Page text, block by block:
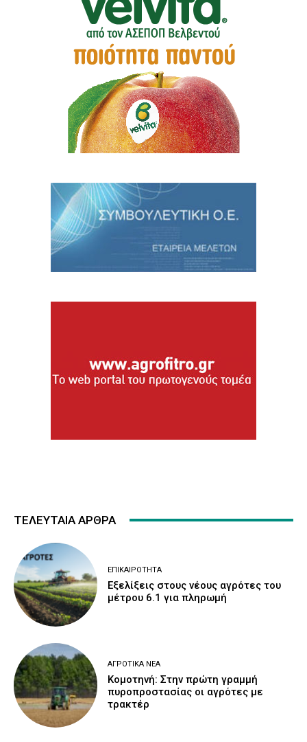
ΤΕΛΕΥΤΑΙΑ ΑΡΘΡΑ
ΕΠΙΚΑΙΡΌΤΗΤΑ
Εξελίξεις στους νέους αγρότες του
μέτρου 6.1 για πληρωμή
ΑΓΡΟΤΙΚΆ ΝΈΑ
Κομοτηνή: Στην πρώτη γραμμή
πυροπροστασίας οι αγρότες με
τρακτέρ